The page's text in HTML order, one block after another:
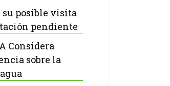
su posible visita
pendiente
Considera
sobre la